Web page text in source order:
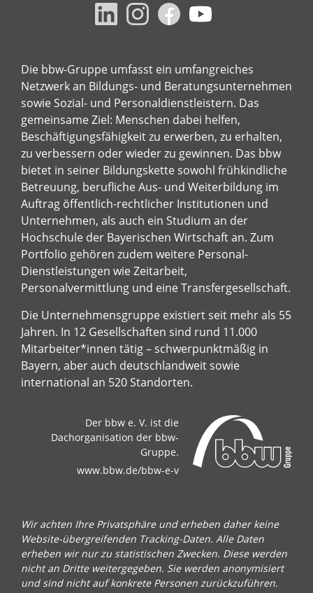
Die bbw-Gruppe umfasst ein umfangreiches
Netzwerk an Bildungs- und Beratungsunternehmen
sowie Sozial- und Personaldienstleistern. Das
gemeinsame Ziel: Menschen dabei helfen,
Beschäftigungsfähigkeit zu erwerben, zu erhalten,
zu verbessern oder wieder zu gewinnen. Das bbw
bietet in seiner Bildungskette sowohl frühkindliche
Betreuung, berufliche Aus- und Weiterbildung im
Auftrag öffentlich-rechtlicher Institutionen und
Unternehmen, als auch ein Studium an der
Hochschule der Bayerischen Wirtschaft an. Zum
Portfolio gehören zudem weitere Personal-
Dienstleistungen wie Zeitarbeit,
Personalvermittlung und eine Transfergesellschaft.
Die Unternehmensgruppe existiert seit mehr als 55
Jahren. In 12 Gesellschaften sind rund 11.000
Mitarbeiter*innen tätig – schwerpunktmäßig in
Bayern, aber auch deutschlandweit sowie
international an 520 Standorten.
Der bbw e. V. ist die
Dachorganisation der bbw-
Gruppe.
www.bbw.de/bbw-e-v
Wir achten Ihre Privatsphäre und erheben daher keine
Website-übergreifenden Tracking-Daten. Alle Daten
erheben wir nur zu statistischen Zwecken. Diese werden
nicht an Dritte weitergegeben. Sie werden anonymisiert
und sind nicht auf konkrete Personen zurückzuführen.